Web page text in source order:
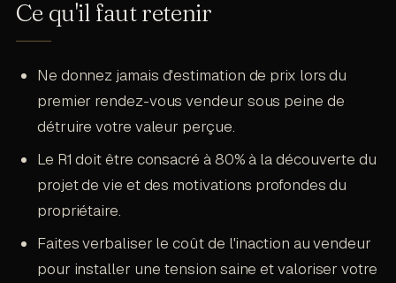
conseiller immobilier de son projet de vie.
avec un seul conjoint, c'est prendre le risque de
La méthode Quantum Closing exige que tous
les décisionnaires soient présents dès la phase
de découverte pour aligner les motivations.
Ce qu'il faut retenir
Ne donnez jamais d'estimation de prix lors du
premier rendez-vous vendeur sous peine de
détruire votre valeur perçue.
Le R1 doit être consacré à 80% à la découverte du
projet de vie et des motivations profondes du
propriétaire.
Faites verbaliser le coût de l'inaction au vendeur
pour installer une tension saine et valoriser votre